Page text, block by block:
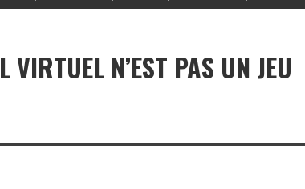
N’EST PAS UN JEU